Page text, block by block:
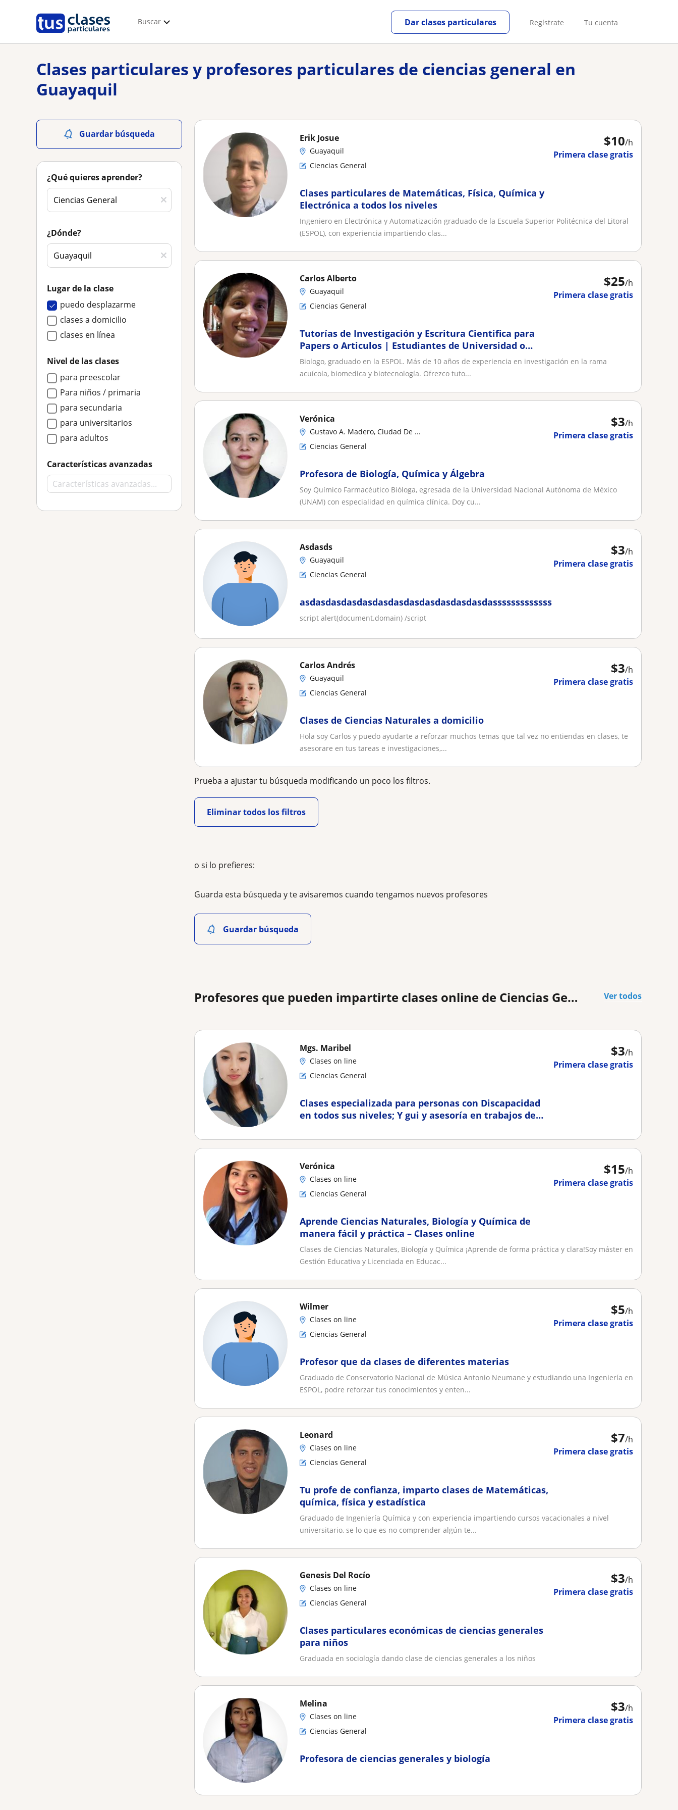
Buscar Regístrate Tu cuenta
Dar clases particulares
Clases particulares y profesores particulares de ciencias general en
Guayaquil
Guardar búsqueda
¿Qué quieres aprender?
¿Dónde?
Lugar de la clase
puedo desplazarme
clases a domicilio
clases en línea
Nivel de las clases
para preescolar
Para niños / primaria
para secundaria
para universitarios
para adultos
Características avanzadas
$10/h
Primera clase gratis
Erik Josue
Guayaquil
Ciencias General
Clases particulares de Matemáticas, Física, Química y
Electrónica a todos los niveles
Ingeniero en Electrónica y Automatización graduado de la Escuela Superior Politécnica del Litoral
(ESPOL), con experiencia impartiendo clas...
$25/h
Primera clase gratis
Carlos Alberto
Guayaquil
Ciencias General
Tutorías de Investigación y Escritura Cientifica para
Papers o Articulos | Estudiantes de Universidad o
Bachiller
Biologo, graduado en la ESPOL. Más de 10 años de experiencia en investigación en la rama
acuícola, biomedica y biotecnología. Ofrezco tuto...
$3/h
Primera clase gratis
Verónica
Gustavo A. Madero, Ciudad De ...
Ciencias General
Profesora de Biología, Química y Álgebra
Soy Químico Farmacéutico Bióloga, egresada de la Universidad Nacional Autónoma de México
(UNAM) con especialidad en química clínica. Doy cu...
$3/h
Primera clase gratis
Asdasds
Guayaquil
Ciencias General
asdasdasdasdasdasdasdasdasdasdasdasdassssssssssssssssssssssssssssssss
script alert(document.domain) /script
$3/h
Primera clase gratis
Carlos Andrés
Guayaquil
Ciencias General
Clases de Ciencias Naturales a domicilio
Hola soy Carlos y puedo ayudarte a reforzar muchos temas que tal vez no entiendas en clases, te
asesorare en tus tareas e investigaciones,...
Prueba a ajustar tu búsqueda modificando un poco los filtros.
Eliminar todos los filtros
o si lo prefieres:
Guarda esta búsqueda y te avisaremos cuando tengamos nuevos profesores
Guardar búsqueda
Profesores que pueden impartirte clases online de Ciencias General Ver todos
$3/h
Primera clase gratis
Mgs. Maribel
Clases on line
Ciencias General
Clases especializada para personas con Discapacidad
en todos sus niveles; Y gui y asesoría en trabajos de
$15/h
Primera clase gratis
Verónica
Clases on line
Ciencias General
Aprende Ciencias Naturales, Biología y Química de
manera fácil y práctica – Clases online
Clases de Ciencias Naturales, Biología y Química ¡Aprende de forma práctica y clara!Soy máster en
Gestión Educativa y Licenciada en Educac...
$5/h
Primera clase gratis
Wilmer
Clases on line
Ciencias General
Profesor que da clases de diferentes materias
Graduado de Conservatorio Nacional de Música Antonio Neumane y estudiando una Ingeniería en
ESPOL, podre reforzar tus conocimientos y enten...
$7/h
Primera clase gratis
Leonard
Clases on line
Ciencias General
Tu profe de confianza, imparto clases de Matemáticas,
química, física y estadística
Graduado de Ingeniería Química y con experiencia impartiendo cursos vacacionales a nivel
universitario, se lo que es no comprender algún te...
$3/h
Primera clase gratis
Genesis Del Rocío
Clases on line
Ciencias General
Clases particulares económicas de ciencias generales
para niños
Graduada en sociología dando clase de ciencias generales a los niños
$3/h
Primera clase gratis
Melina
Clases on line
Ciencias General
Profesora de ciencias generales y biología